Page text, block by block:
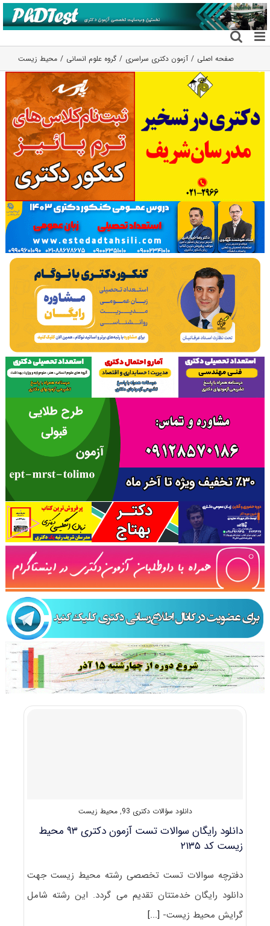
رفتن
به
محتوا
صفحه اصلی آزمون دکتری سراسری گروه علوم انسانی محیط زیست
دانلود سؤالات دکتری 93 ,محیط زیست
دانلود رایگان سوالات تست آزمون دکتری ۹۳ محیط
زیست کد ۲۱۳۵
دفترچه سوالات تست تخصصی رشته محیط زیست جهت
دانلود رایگان خدمتتان تقدیم می گردد. این رشته شامل
گرایش محیط زیست- [...]